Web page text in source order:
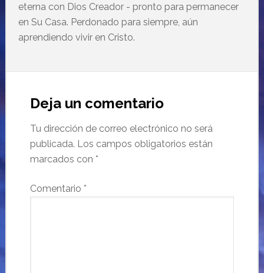
eterna con Dios Creador - pronto para permanecer
en Su Casa. Perdonado para siempre, aún
aprendiendo vivir en Cristo.
Deja un comentario
Tu dirección de correo electrónico no será
publicada. Los campos obligatorios están
marcados con *
Comentario *